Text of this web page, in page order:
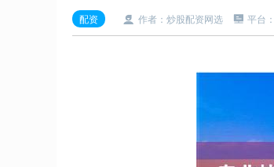
配资 作者：炒股配资网选 平台